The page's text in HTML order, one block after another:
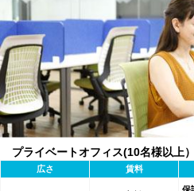
プライベートオフィス(10名様以上）
広さ 賃料